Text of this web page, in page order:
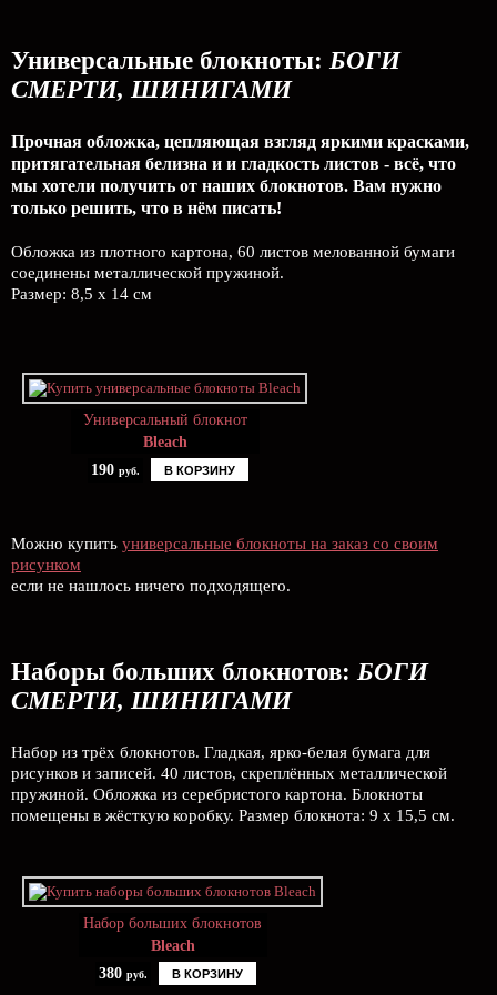
Универсальные блокноты:БОГИ
СМЕРТИ, ШИНИГАМИ
Прочная обложка, цепляющая взгляд яркими красками,
притягательная белизна и и гладкость листов - всё, что
мы хотели получить от наших блокнотов. Вам нужно
только решить, что в нём писать!
Обложка из плотного картона, 60 листов мелованной бумаги
соединены металлической пружиной.
Размер: 8,5 х 14 см
Универсальный блокнот
Bleach
190 руб. В КОРЗИНУ
Можно купить универсальные блокноты на заказ со своим
рисунком
если не нашлось ничего подходящего.
Наборы больших блокнотов:БОГИ
СМЕРТИ, ШИНИГАМИ
Набор из трёх блокнотов. Гладкая, ярко-белая бумага для
рисунков и записей. 40 листов, скреплённых металлической
пружиной. Обложка из серебристого картона. Блокноты
помещены в жёсткую коробку. Размер блокнота: 9 х 15,5 см.
Набор больших блокнотов
Bleach
380 руб. В КОРЗИНУ